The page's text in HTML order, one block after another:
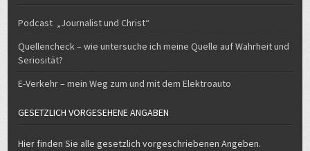
Podcast „Journalist und Christ“
Quellencheck – wie untersuche ich meine Quelle auf Wahrheit und
Seriosität?
E-Verkehr – mein Weg zum und mit dem Elektroauto
GESETZLICH VORGESEHENE ANGABEN
Hier finden Sie alle gesetzlich vorgeschriebenen Angeben.